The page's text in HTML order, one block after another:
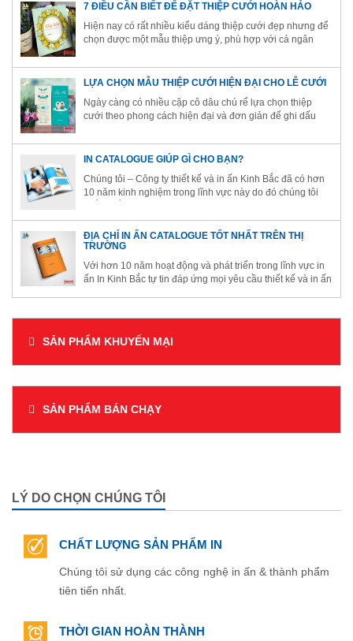
7 ĐIỀU CẦN BIẾT ĐỂ ĐẶT THIỆP CƯỚI HOÀN HẢO
Hiện nay có rất nhiều kiểu dáng thiệp cưới đẹp nhưng để
chọn được một mẫu thiệp ưng ý, phù hợp với cả ngân
LỰA CHỌN MẪU THIỆP CƯỚI HIỆN ĐẠI CHO LỄ CƯỚI
Ngày càng có nhiều cặp cô dâu chú rể lựa chọn thiệp
cưới theo phong cách hiện đại và đơn giản để ghi dấu
IN CATALOGUE GIÚP GÌ CHO BẠN?
Chúng tôi – Công ty thiết kế và in ấn Kinh Bắc đã có hơn
10 năm kinh nghiệm trong lĩnh vực này do đó chúng tôi
và in ấn catalogue từ phía khách hàng.
ĐỊA CHỈ IN ẤN CATALOGUE TỐT NHẤT TRÊN THỊ
TRƯỜNG
Với hơn 10 năm hoạt động và phát triển trong lĩnh vực in
ấn In Kinh Bắc tự tin đáp ứng mọi yêu cầu thiết kế và in ấn
phẩm...
SẢN PHẨM KHUYẾN MẠI
SẢN PHẨM BÁN CHẠY
LÝ DO CHỌN CHÚNG TÔI
CHẤT LƯỢNG SẢN PHẨM IN
Chúng tôi sử dụng các công nghệ in ấn & thành phẩm
tiên tiến nhất.
THỜI GIAN HOÀN THÀNH